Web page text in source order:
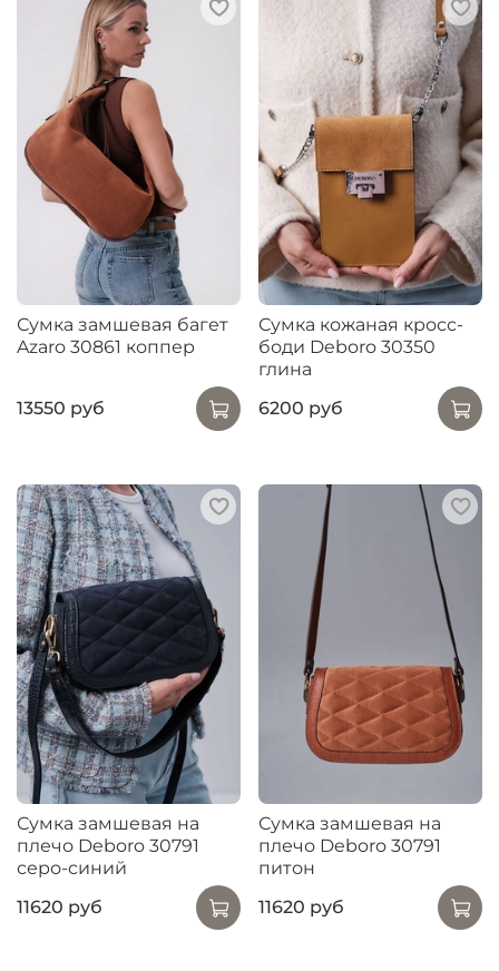
Сумка замшевая багет
Azaro 30861 коппер
13550 руб
Сумка кожаная кросс-
боди Deboro 30350
глина
6200 руб
Сумка замшевая на
плечо Deboro 30791
серо-синий
11620 руб
Сумка замшевая на
плечо Deboro 30791
питон
11620 руб